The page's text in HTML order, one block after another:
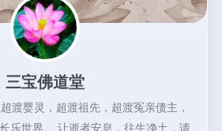
三宝佛道堂
渡婴灵，超渡祖先，超渡冤亲债主，
乐世界。 让逝者安息，往生净土，请